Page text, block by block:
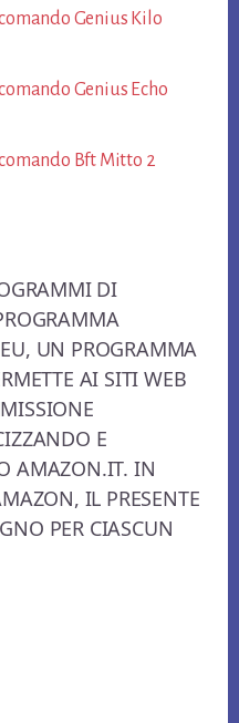
Genius Kilo
Genius Echo
Bft Mitto 2​
DI
UN PROGRAMMA
AI SITI WEB
E
AMAZON.IT. IN
IL PRESENTE
PER CIASCUN